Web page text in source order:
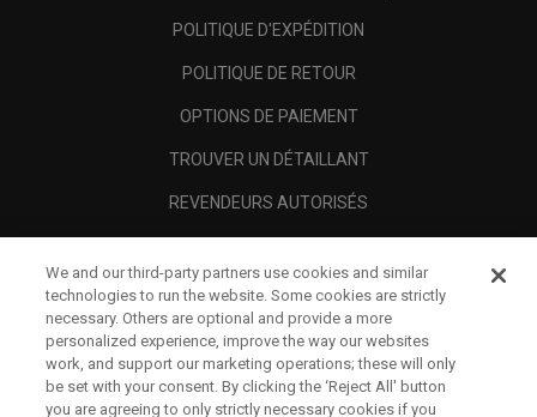
POLITIQUE D'EXPÉDITION
POLITIQUE DE RETOUR
OPTIONS DE PAIEMENT
TROUVER UN DÉTAILLANT
REVENDEURS AUTORISÉS
A PROPOS
MENTIONS LÉGALES
We and our third-party partners use cookies and similar
technologies to run the website. Some cookies are strictly
necessary. Others are optional and provide a more
personalized experience, improve the way our websites
work, and support our marketing operations; these will only
be set with your consent. By clicking the ‘Reject All' button
you are agreeing to only strictly necessary cookies if you